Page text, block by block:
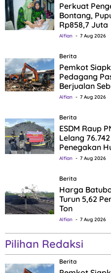
Perkuat
Bontang,
Rp858,7 Juta
Alfian 7 Aug 2026
Berita
Pemkot
Pedagang
Berjualan
Alfian 7 Aug 2026
Berita
ESDM Raup
Lelang
Penegakan
Alfian 7 Aug 2026
Berita
Harga
Turun 5,62
Ton
Alfian 7 Aug 2026
Pilihan Redaksi
Berita